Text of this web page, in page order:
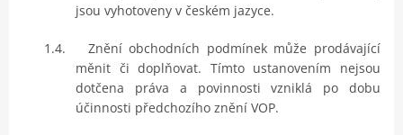
jsou vyhotoveny v českém jazyce.
1.4.
Znění obchodních podmínek může prodávající
měnit či doplňovat. Tímto ustanovením nejsou
dotčena práva a povinnosti vzniklá po dobu
účinnosti předchozího znění VOP.